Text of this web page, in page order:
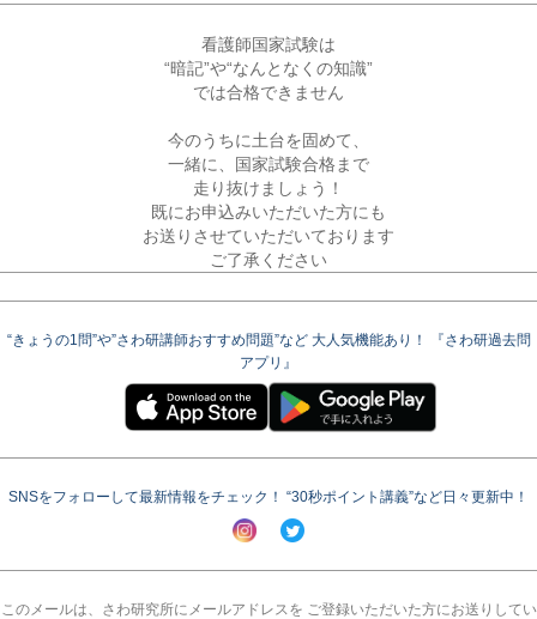
看護師国家試験は
“暗記”や“なんとなくの知識”
では合格できません
今のうちに土台を固めて、
一緒に、国家試験合格まで
走り抜けましょう！
既にお申込みいただいた方にも
お送りさせていただいております
ご了承ください
“きょうの1問”や”さわ研講師おすすめ問題”など 大人気機能あり！ 『さわ研過去問
アプリ』
SNSをフォローして最新情報をチェック！ “30秒ポイント講義”など日々更新中！
このメールは、さわ研究所にメールアドレスを ご登録いただいた方にお送りしてい